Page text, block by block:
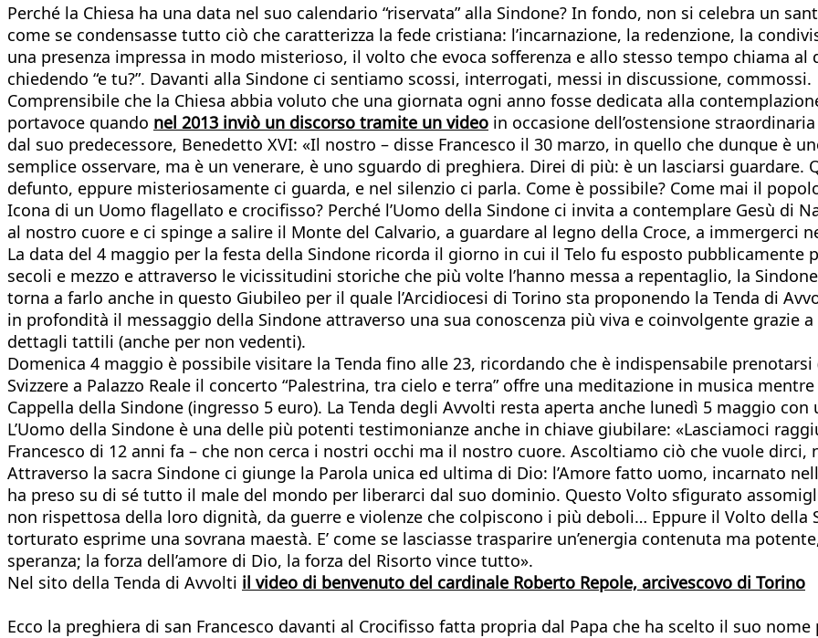
Perché la Chiesa ha una data nel suo calendario “riservata” alla Sindone? In fondo, non si celebra un
come se condensasse tutto ciò che caratterizza la fede cristiana: l’incarnazione, la redenzione, la
una presenza impressa in modo misterioso, il volto che evoca sofferenza e allo stesso tempo chiama
chiedendo “e tu?”. Davanti alla Sindone ci sentiamo scossi, interrogati, messi in discussione, commossi.
Comprensibile che la Chiesa abbia voluto che una giornata ogni anno fosse dedicata alla
portavoce quando nel 2013 inviò un discorso tramite un video in occasione dell’ostensione
dal suo predecessore, Benedetto XVI: «Il nostro – disse Francesco il 30 marzo, in quello che dunque è
semplice osservare, ma è un venerare, è uno sguardo di preghiera. Direi di più: è un lasciarsi
defunto, eppure misteriosamente ci guarda, e nel silenzio ci parla. Come è possibile? Come mai il
Icona di un Uomo flagellato e crocifisso? Perché l’Uomo della Sindone ci invita a contemplare Gesù di
al nostro cuore e ci spinge a salire il Monte del Calvario, a guardare al legno della Croce, a immergerci
La data del 4 maggio per la festa della Sindone ricorda il giorno in cui il Telo fu esposto pubblicamente
secoli e mezzo e attraverso le vicissitudini storiche che più volte l’hanno messa a repentaglio, la
torna a farlo anche in questo Giubileo per il quale l’Arcidiocesi di Torino sta proponendo la Tenda di
in profondità il messaggio della Sindone attraverso una sua conoscenza più viva e coinvolgente grazie
dettagli tattili (anche per non vedenti).
Domenica 4 maggio è possibile visitare la Tenda fino alle 23, ricordando che è indispensabile prenotarsi
Svizzere a Palazzo Reale il concerto “Palestrina, tra cielo e terra” offre una meditazione in musica
Cappella della Sindone (ingresso 5 euro). La Tenda degli Avvolti resta aperta anche lunedì 5 maggio
L’Uomo della Sindone è una delle più potenti testimonianze anche in chiave giubilare: «Lasciamoci
Francesco di 12 anni fa – che non cerca i nostri occhi ma il nostro cuore. Ascoltiamo ciò che vuole
Attraverso la sacra Sindone ci giunge la Parola unica ed ultima di Dio: l’Amore fatto uomo, incarnato
ha preso su di sé tutto il male del mondo per liberarci dal suo dominio. Questo Volto sfigurato
non rispettosa della loro dignità, da guerre e violenze che colpiscono i più deboli… Eppure il Volto della
torturato esprime una sovrana maestà. E’ come se lasciasse trasparire un’energia contenuta ma
speranza; la forza dell’amore di Dio, la forza del Risorto vince tutto».
Nel sito della Tenda di Avvolti il video di benvenuto del cardinale Roberto Repole, arcivescovo di Torino
Ecco la preghiera di san Francesco davanti al Crocifisso fatta propria dal Papa che ha scelto il suo